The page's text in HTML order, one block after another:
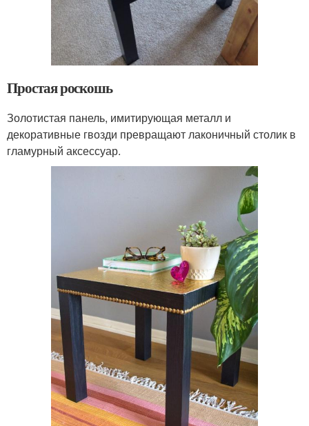
Простая роскошь
Золотистая панель, имитирующая металл и
декоративные гвозди превращают лаконичный столик в
гламурный аксессуар.